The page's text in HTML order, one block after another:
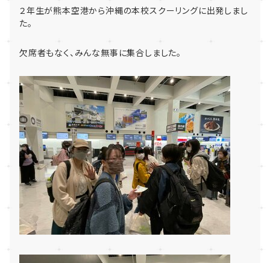
２年生が熊本空港から沖縄の本校スクーリングに出発しまし
た。
欠席者もなく、みんな無事に集合しました。